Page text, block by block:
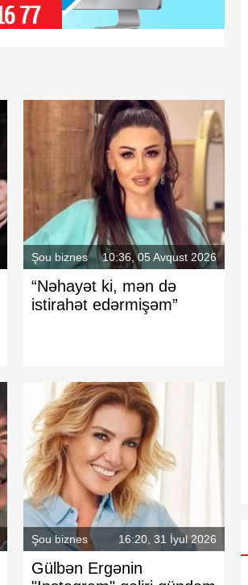
Şou biznes 10:36, 05 Avqust 2026
“Nəhayət ki, mən də
istirahət edərmişəm”
Şou biznes 16:20, 31 İyul 2026
Gülbən Ergənin